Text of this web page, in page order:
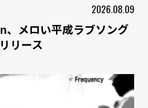
2026.08.09
、メロい平成ラブソング
リース